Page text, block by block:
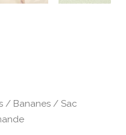
/ Bananes / Sac